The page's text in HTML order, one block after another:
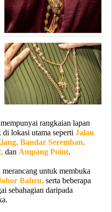
rangkaian lapan
lokasi utama seperti Jalan
Bandar Seremban,
dan Ampang Point.
untuk membuka
Bahru, serta beberapa
sebahagian daripada